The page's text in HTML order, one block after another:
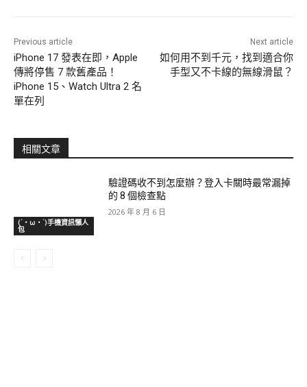
Previous article
iPhone 17 發表在即，Apple
傳將停售 7 款舊產品！
iPhone 15、Watch Ultra 2 名
單在列
Next article
如何用不到千元，找到適合你
手型又不卡線的無線滑鼠？
相關文章
(´・ω・`)手機資訊懶人
包
驗證碼收不到怎麼辦？登入卡關時最常漏掉
的 8 個檢查點
2026 年 8 月 6 日